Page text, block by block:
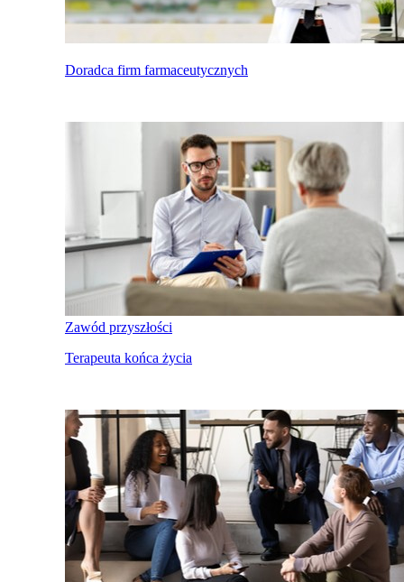
Doradca firm farmaceutycznych
Zawód przyszłości
Terapeuta końca życia